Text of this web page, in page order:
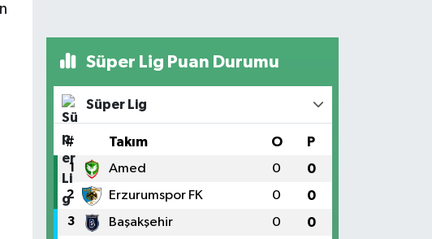
Süper Lig Puan Durumu
Süper Lig
# Takım O P
1 Amed 0 0
2 Erzurumspor FK 0 0
3 Başakşehir 0 0